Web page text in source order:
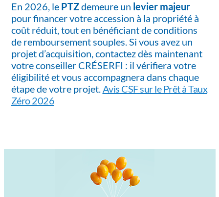
En 2026, le PTZdemeure un levier majeur
pour financer votre accession à la propriété à
coût réduit, tout en bénéficiant de conditions
de remboursement souples. Si vous avez un
projet d’acquisition, contactez dès maintenant
votre conseiller CRÉSERFI : il vérifiera votre
éligibilité et vous accompagnera dans chaque
étape de votre projet.Avis CSF sur le Prêt à Taux
Zéro 2026